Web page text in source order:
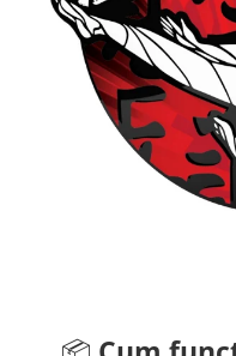
Tenis de camp
Tenis de Masa
Alte ramuri sportive
Accesorii Cupe